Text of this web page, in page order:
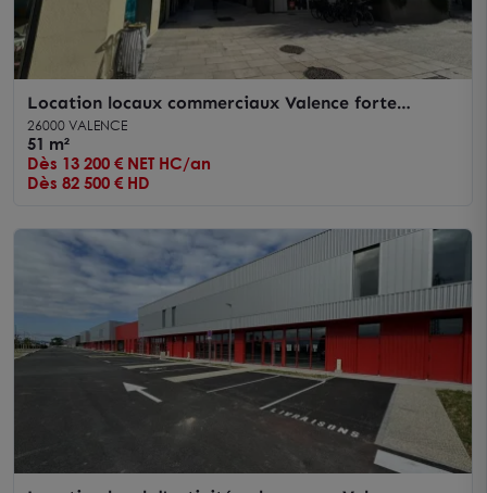
Location locaux commerciaux Valence forte
visibilité en centre-ville
26000 VALENCE
51 m²
Dès 13 200 € NET HC/an
Dès 82 500 € HD